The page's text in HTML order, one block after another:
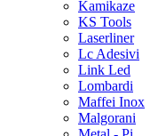
Kamikaze
KS Tools
Laserliner
Lc Adesivi
Link Led
Lombardi
Maffei Inox
Malgorani